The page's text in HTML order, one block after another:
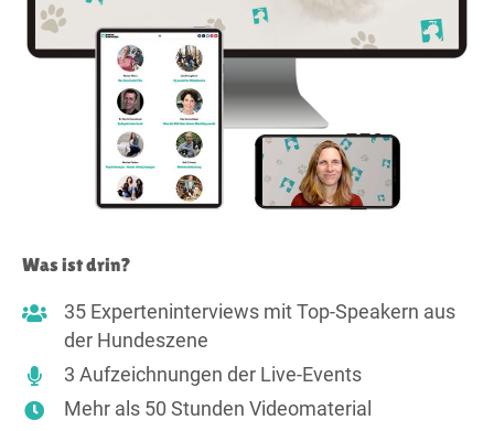
Was ist drin?
35 Experteninterviews mit Top-Speakern aus
der Hundeszene
3 Aufzeichnungen der Live-Events
Mehr als 50 Stunden Videomaterial